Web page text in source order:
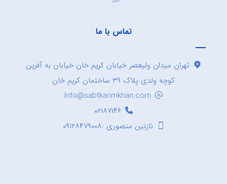
تماس با ما
تهران میدان ولیعصر خیابان کریم خان خیابان به آفرین
کوچه ولدی پلاک ۳۹ ساختمان کریم خان
Info@sabtkarimkhan.com
۰۲۱۸۷۱۴۶
نازنین منصوری :۰۹۱۲۸۴۷۹۰۰۸